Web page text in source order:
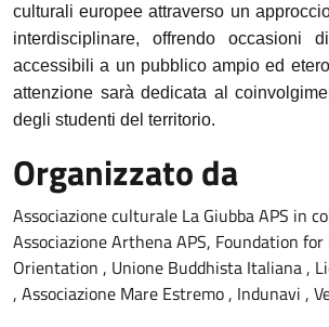
culturali europee attraverso un
interdisciplinare, offrendo occasioni
accessibili a un pubblico ampio ed
attenzione sarà dedicata al
degli studenti del territorio.
Organizzato da
Associazione culturale La Giubba APS in
Associazione Arthena APS, Foundation
Orientation , Unione Buddhista Italiana ,
, Associazione Mare Estremo , Indunavi ,